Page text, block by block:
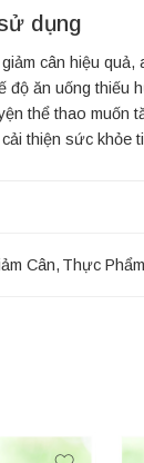
dụng
cân hiệu quả,
độ ăn uống thiếu
thể thao muốn
thiện sức khỏe
Cân, Thực